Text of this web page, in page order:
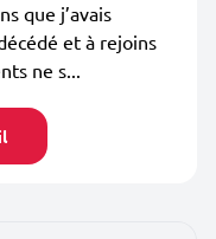
que j’avais
et à rejoins
ne s...